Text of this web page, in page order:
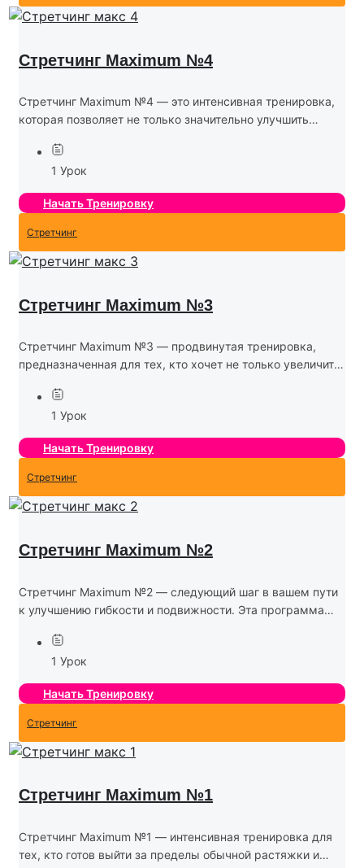
Стретчинг Maximum №4
Стретчинг Maximum №4 — это интенсивная тренировка,
которая позволяет не только значительно улучшить
программе используются сложные и продолжительные
растяжки, а также...
1 Урок
Начать Тренировку
Стретчинг
Стретчинг Maximum №3
Стретчинг Maximum №3 — продвинутая тренировка,
предназначенная для тех, кто хочет не только увеличить
осознанность тела. В этой программе используются
более сложные...
1 Урок
Начать Тренировку
Стретчинг
Стретчинг Maximum №2
Стретчинг Maximum №2 — следующий шаг в вашем пути
к улучшению гибкости и подвижности. Эта программа
амплитуду движений, укрепить мышцы и развить
глубину...
1 Урок
Начать Тренировку
Стретчинг
Стретчинг Maximum №1
Стретчинг Maximum №1 — интенсивная тренировка для
тех, кто готов выйти за пределы обычной растяжки и